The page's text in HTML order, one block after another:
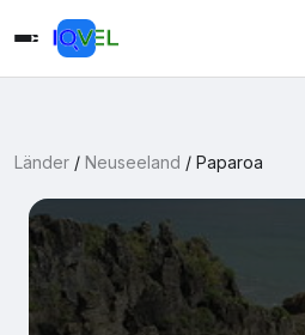
Länder / Neuseeland / Paparoa